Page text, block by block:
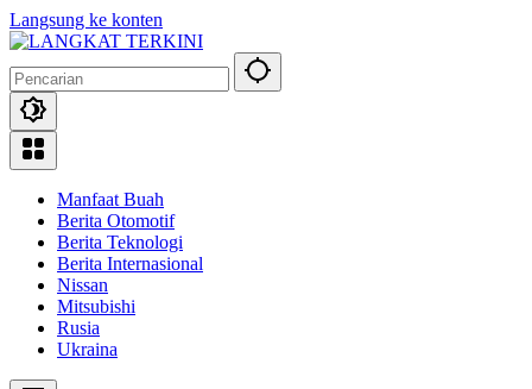
Langsung ke konten
Manfaat Buah
Berita Otomotif
Berita Teknologi
Berita Internasional
Nissan
Mitsubishi
Rusia
Ukraina